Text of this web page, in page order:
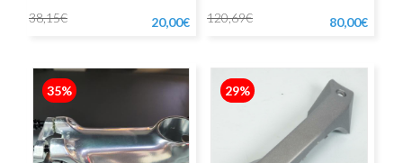
38,15€
20,00€ 120,69€ 80,00€
35% 29%